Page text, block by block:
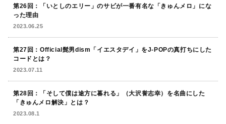
第26回：「いとしのエリー」のサビが一番有名な「きゅんメロ」にな
った理由
2023.06.25
第27回：Official髭男dism「イエスタデイ」をJ-POPの真打ちにした
コードとは？
2023.07.11
第28回：「そして僕は途方に暮れる」（大沢誉志幸）を名曲にした
「きゅんメロ解決」とは？
2023.08.1